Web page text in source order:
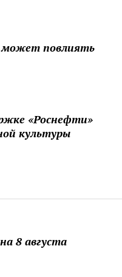
может повлиять
«Роснефти»
культуры
8 августа